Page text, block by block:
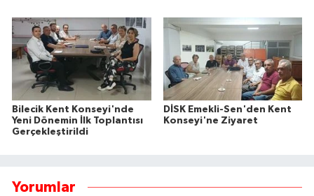
Bilecik Kent Konseyi'nde
Yeni Dönemin İlk Toplantısı
Gerçekleştirildi
DİSK Emekli-Sen'den Kent
Konseyi'ne Ziyaret
Yorumlar